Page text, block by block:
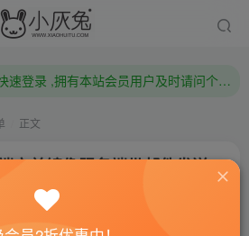
本站已开启QQ微信快速登录 ,拥有本站会员用户及时请问个人中心绑定！
本站已开启QQ微信快速登录 ,拥有本站会员用户及时请问个人中心绑定！
正文
完美镜像服务端带邮件发送